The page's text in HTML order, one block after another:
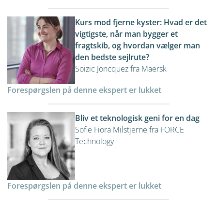
Kurs mod fjerne kyster: Hvad er det
vigtigste, når man bygger et
fragtskib, og hvordan vælger man
den bedste sejlrute?
Soizic Joncquez fra Maersk
Forespørgslen på denne ekspert er lukket
Bliv et teknologisk geni for en dag
Sofie Fiora Milstjerne fra FORCE
Technology
Forespørgslen på denne ekspert er lukket